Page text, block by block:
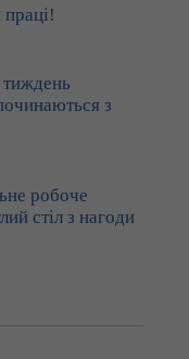
тиждень
з
робоче
стіл з нагоди